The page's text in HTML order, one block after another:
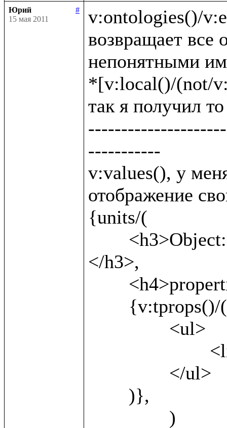
Юрий
#
15 мая 2011
v:ontologies()/
возвращает все
непонятными
*[v:local()/(not/
так я получил
-----------
v:values(), у
отображение
{units/(
</h3>,